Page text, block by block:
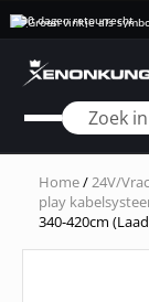
30 dagen retourrecht
Home/24V/
play
340-420cm